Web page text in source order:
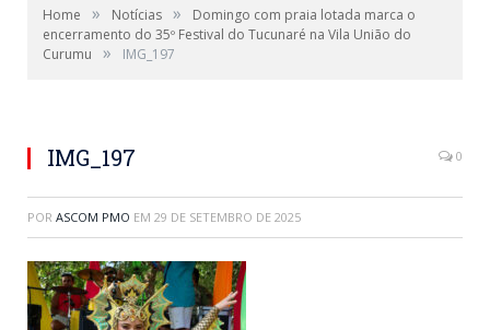
Home » Notícias »
Domingo com praia lotada marca o
encerramento do 35º Festival do Tucunaré na Vila União do
Curumu
» IMG_197
IMG_197 0
POR ASCOM PMO EM 29 DE SETEMBRO DE 2025